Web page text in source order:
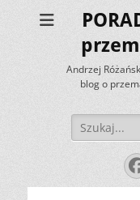
Andrzej
blog o
Szukaj: